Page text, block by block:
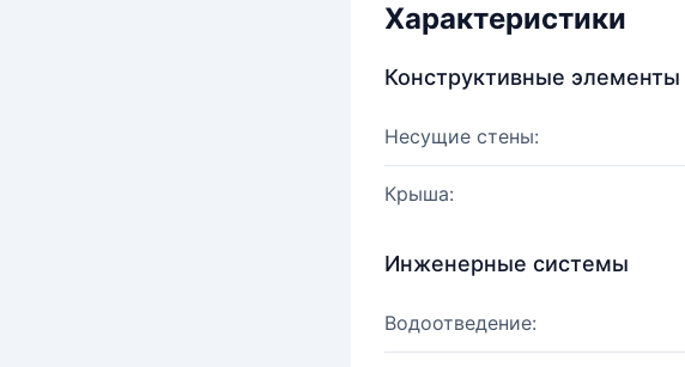
Характеристики
Конструктивные элементы
Несущие стены:
Крыша:
Инженерные системы
Водоотведение: